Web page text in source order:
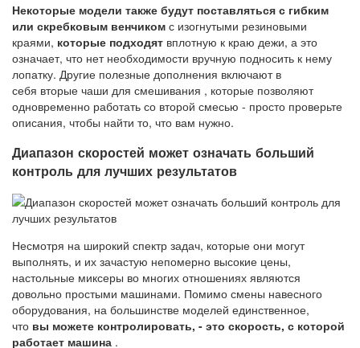
Некоторые модели также будут поставляться с гибким
или скребковым венчиком с изогнутыми резиновыми
краями, которые подходят вплотную к краю дежи, а это
означает, что нет необходимости вручную подносить к нему
лопатку. Другие полезные дополнения включают в
себя вторые чаши для смешивания , которые позволяют
одновременно работать со второй смесью - просто проверьте
описания, чтобы найти то, что вам нужно.
Диапазон скоростей может означать больший
контроль для лучших результатов
Несмотря на широкий спектр задач, которые они могут
выполнять, и их зачастую непомерно высокие цены,
настольные миксеры во многих отношениях являются
довольно простыми машинами. Помимо смены навесного
оборудования, на большинстве моделей единственное,
что вы можете контролировать, - это скорость, с которой
работает машина .